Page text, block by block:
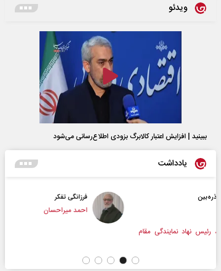
ویدئو
ببینید | افزایش اعتبار کالابرگ بزودی اطلاع‌رسانی می‌شود
یادداشت
مقام
فرزانگی تفکر
احمد میراحسان